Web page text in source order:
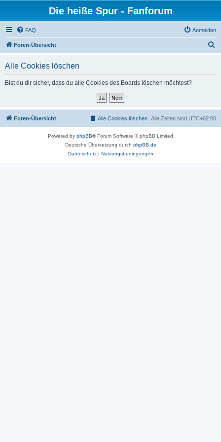
Die heiße Spur - Fanforum
FAQ Anmelden
Foren-Übersicht
Alle Cookies löschen
Bist du dir sicher, dass du alle Cookies des Boards löschen möchtest?
Foren-Übersicht Alle Zeiten sind UTC+02:00
Alle Cookies löschen
Powered by phpBB® Forum Software © phpBB Limited
Deutsche Übersetzung durch phpBB.de
Datenschutz| Nutzungsbedingungen